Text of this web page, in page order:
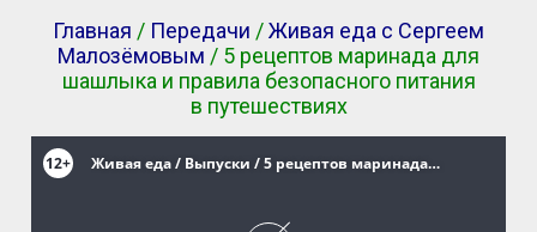
Главная / Передачи /Живая еда с Сергеем
Малозёмовым / 5 рецептов маринада для
шашлыка и правила безопасного питания
в путешествиях